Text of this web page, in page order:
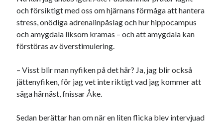
och försiktigt med oss om hjärnans förmåga att hantera
stress, onödiga adrenalinpåslag och hur hippocampus
och amygdala liksom kramas – och att amygdala kan
förstöras av överstimulering.
– Visst blir man nyfiken på det här? Ja, jag blir också
jättenyfiken, för jag vet inte riktigt vad jag kommer att
säga härnäst, fnissar Åke.
Sedan berättar han om när en liten flicka blev intervjuad